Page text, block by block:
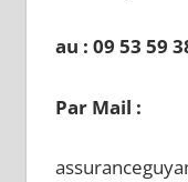
au : 09 53 59
Par Mail :